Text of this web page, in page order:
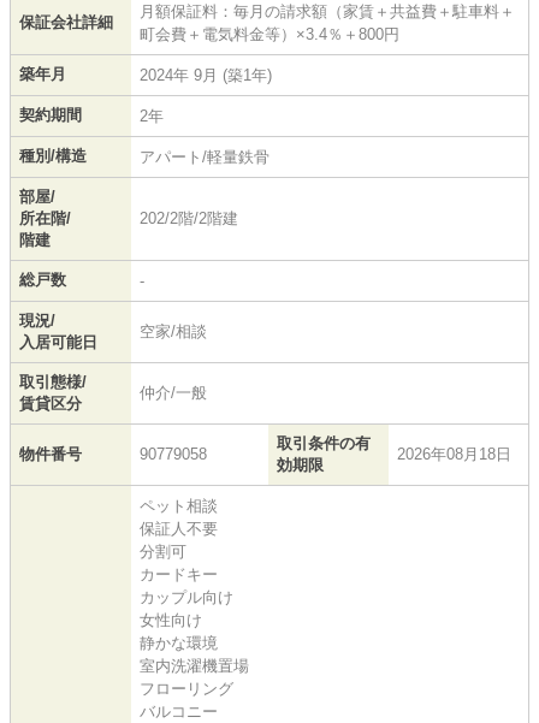
保証会社詳細
月額保証料：毎月の請求額（家賃＋共益費＋駐車料＋
町会費＋電気料金等）×3.4％＋800円
築年月 2024年 9月 (築1年)
契約期間 2年
種別/構造 アパート/軽量鉄骨
部屋/
所在階/
階建
202/2階/2階建
総戸数 -
現況/
入居可能日
空家/相談
取引態様/
賃貸区分
仲介/一般
物件番号 90779058
取引条件の有
効期限
2026年08月18日
ペット相談
保証人不要
分割可
カードキー
カップル向け
女性向け
静かな環境
室内洗濯機置場
フローリング
バルコニー